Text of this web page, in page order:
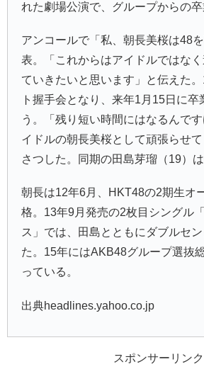
れた劇場公演で、グループからの卒
アンコールで「私、朝長美桜は48
表。「これからはアイドルではな
ていきたいと思います」と伝えた
ト握手会となり、来年1月15日に卒
う。「残り短い時間にはなるんで
イドルの朝長美桜として頑張らせ
さつした。同期の田島芽瑠（19）は
朝長は12年6月、HKT48の2期生オ
格。13年9月発売の2枚目シングル
ス」では、田島とともにダブルセ
た。15年にはAKB48グループ選抜
っている。
出典headlines.yahoo.co.jp
スポンサーリンク